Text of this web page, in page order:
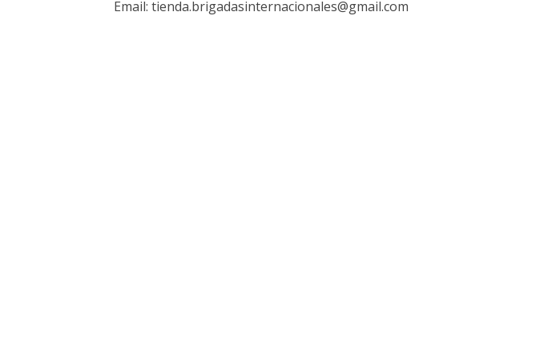
Email: tienda.brigadasinternacionales@gmail.com